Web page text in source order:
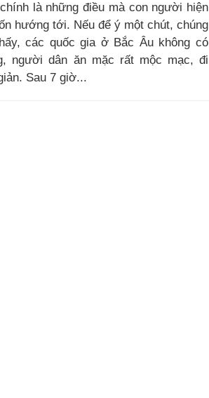
là những điều mà con người hiện
hướng tới. Nếu để ý một chút, chúng
các quốc gia ở Bắc Âu không có
người dân ăn mặc rất mộc mạc, đi
Sau 7 giờ...